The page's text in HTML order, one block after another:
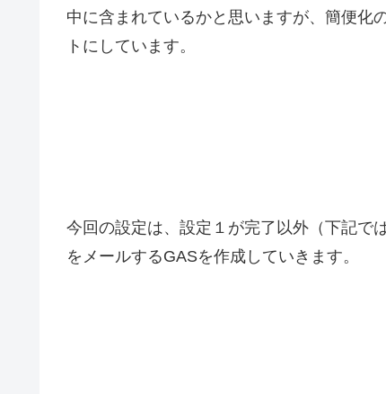
中に含まれているかと思いますが、簡便化
トにしています。
今回の設定は、設定１が完了以外（下記で
をメールするGASを作成していきます。